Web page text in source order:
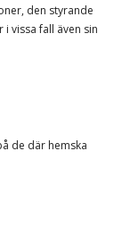
den styrande
vissa fall även sin
de där hemska